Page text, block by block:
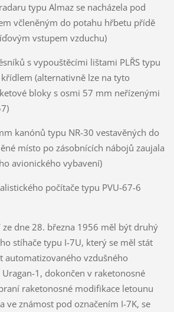
typu Almaz se nacházela pod
včleněným do potahu hřbetu přídě
vstupem vzduchu)
s vypouštěcími lištami PLŘS typu
(alternativně lze na tyto
bloky s osmi 57 mm neřízenými
kanónů typu NR-30 vestavěných do
místo po zásobnících nábojů zaujala
avionického vybavení)
počítače typu PVU-67-6
dne 28. března 1956 měl být druhý
stíhače typu I-7U, který se měl stát
automatizovaného vzdušného
1, dokončen v raketonosné
raketonosné modifikace letounu
ve známost pod označením I-7K, se